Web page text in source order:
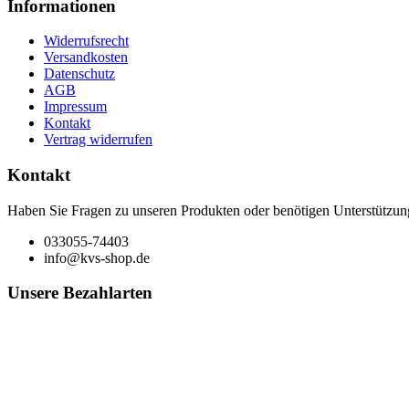
Informationen
Widerrufsrecht
Versandkosten
Datenschutz
AGB
Impressum
Kontakt
Vertrag widerrufen
Kontakt
Haben Sie Fragen zu unseren Produkten oder benötigen
033055-74403
info@kvs-shop.de
Unsere Bezahlarten